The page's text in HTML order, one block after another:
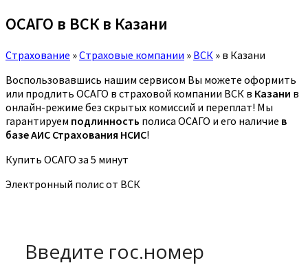
ОСАГО в ВСК в Казани
Страхование »Страховые компании » ВСК » в Казани
Воспользовавшись нашим сервисом Вы можете оформить
или продлить ОСАГО в страховой компании ВСК в Казани в
онлайн-режиме без скрытых комиссий и переплат! Мы
гарантируем подлинность полиса ОСАГО и его наличие в
базе АИС Страхования НСИС!
Купить ОСАГО за 5 минут
Электронный полис от ВСК